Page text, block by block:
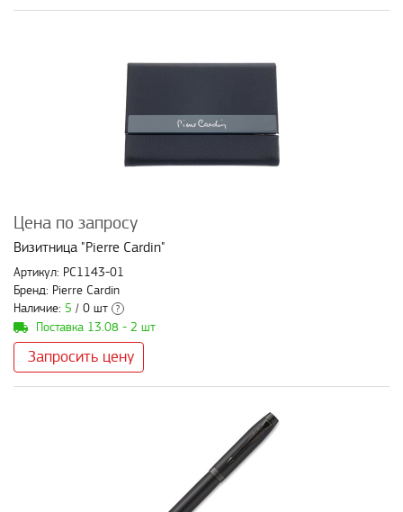
Цена по запросу
Визитница "Pierre Cardin"
Артикул: PC1143-01
Бренд: Pierre Cardin
Наличие: 5 / 0 шт ?
Поставка 13.08 - 2 шт
Запросить цену